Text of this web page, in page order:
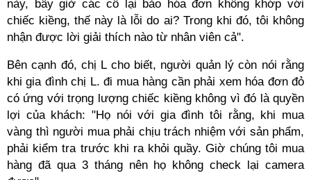
này, bây giờ các cô lại bảo hóa đơn không khớp với
chiếc kiềng, thế này là lỗi do ai? Trong khi đó, tôi không
nhận được lời giải thích nào từ nhân viên cả".
Bên cạnh đó, chị L cho biết, người quản lý còn nói rằng
khi gia đình chị L. đi mua hàng cần phải xem hóa đơn đỏ
có ứng với trọng lượng chiếc kiềng không vì đó là quyền
lợi của khách: "Họ nói với gia đình tôi rằng, khi mua
vàng thì người mua phải chịu trách nhiệm với sản phẩm,
phải kiểm tra trước khi ra khỏi quầy. Giờ chúng tôi mua
hàng đã qua 3 tháng nên họ không check lại camera